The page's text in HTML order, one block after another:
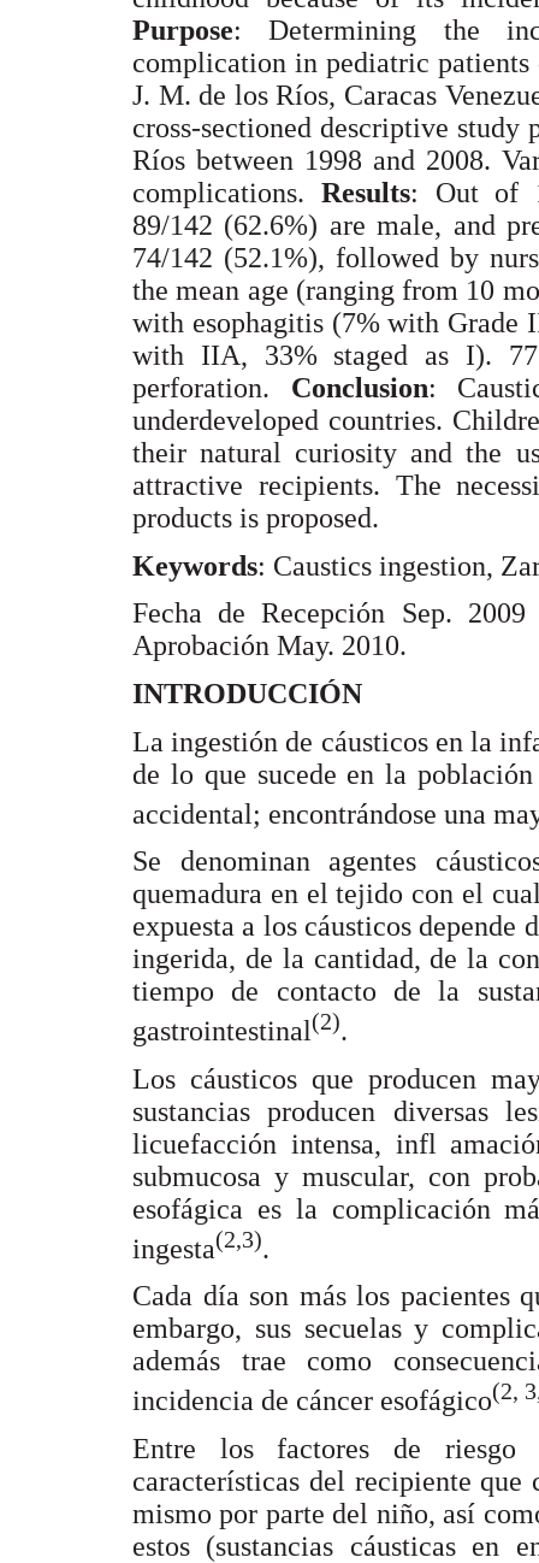
Purpose: Determining the
complication in pediatric
J. M. de los Ríos, Caracas
cross-sectioned descriptive
Ríos between 1998 and 2008.
complications. Results: Out of
89/142 (62.6%) are male, and
74/142 (52.1%), followed by
the mean age (ranging from 10
with esophagitis (7% with
with IIA, 33% staged as I).
perforation. Conclusion:
underdeveloped countries.
their natural curiosity and the
attractive recipients. The
products is proposed.
Keywords: Caustics ingestion,
Fecha de Recepción Sep.
Aprobación May. 2010.
INTRODUCCIÓN
La ingestión de cáusticos en la
de lo que sucede en la
accidental; encontrándose una
Se denominan agentes
quemadura en el tejido con el
expuesta a los cáusticos depende
ingerida, de la cantidad, de la
tiempo de contacto de la
gastrointestinal (2).
Los cáusticos que producen
sustancias producen diversas
licuefacción intensa, infl
submucosa y muscular, con
esofágica es la complicación
ingesta(2,3).
Cada día son más los pacientes
embargo, sus secuelas y
además trae como
incidencia de cáncer esofágico(2,
Entre los factores de riesgo
características del recipiente
mismo por parte del niño, así
estos (sustancias cáusticas en